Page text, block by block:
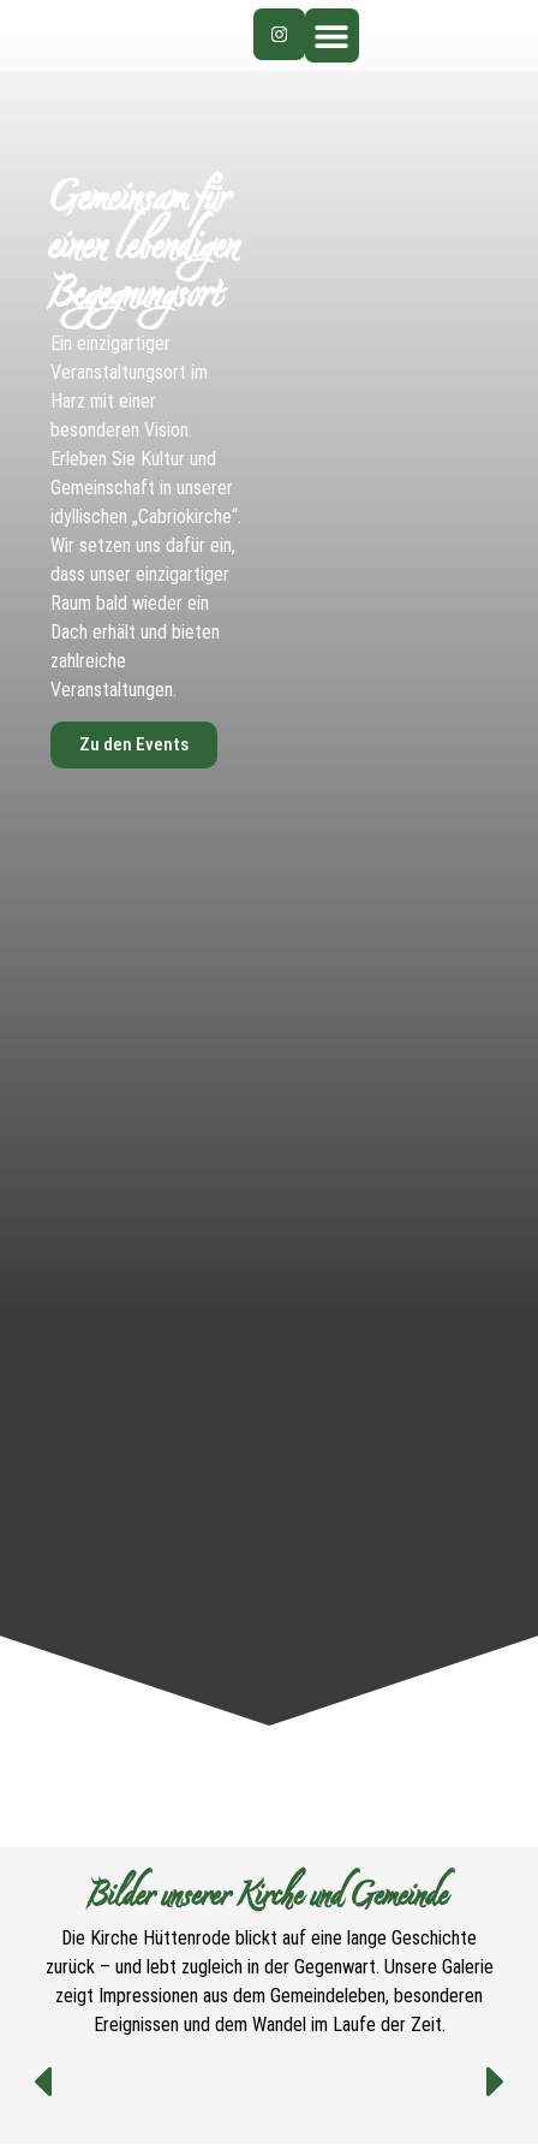
Gemeinsam für
einen lebendigen
Begegnungsort
Ein einzigartiger
Veranstaltungsort im
Harz mit einer
besonderen Vision.
Erleben Sie Kultur und
Gemeinschaft in unserer
idyllischen „Cabriokirche“.
Wir setzen uns dafür ein,
dass unser einzigartiger
Raum bald wieder ein
Dach erhält und bieten
zahlreiche
Veranstaltungen.
Zu den Events
Bilder unserer Kirche und Gemeinde
Die Kirche Hüttenrode blickt auf eine lange Geschichte
zurück – und lebt zugleich in der Gegenwart. Unsere Galerie
zeigt Impressionen aus dem Gemeindeleben, besonderen
Ereignissen und dem Wandel im Laufe der Zeit.